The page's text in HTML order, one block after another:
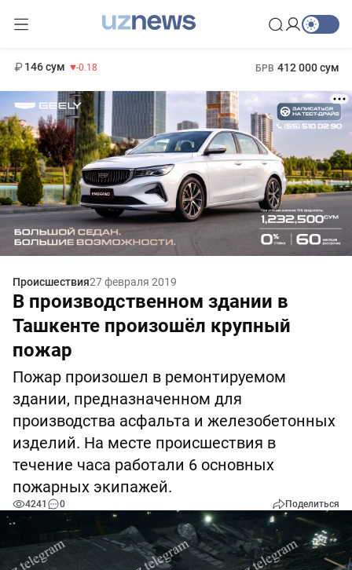
146 сум -0.18 БРВ 412 000 сум
Происшествия27 февраля 2019
В производственном здании в
Ташкенте произошёл крупный
пожар
Пожар произошел в ремонтируемом
здании, предназначенном для
производства асфальта и железобетонных
изделий. На месте происшествия в
течение часа работали 6 основных
пожарных экипажей.
4241 0 Поделиться